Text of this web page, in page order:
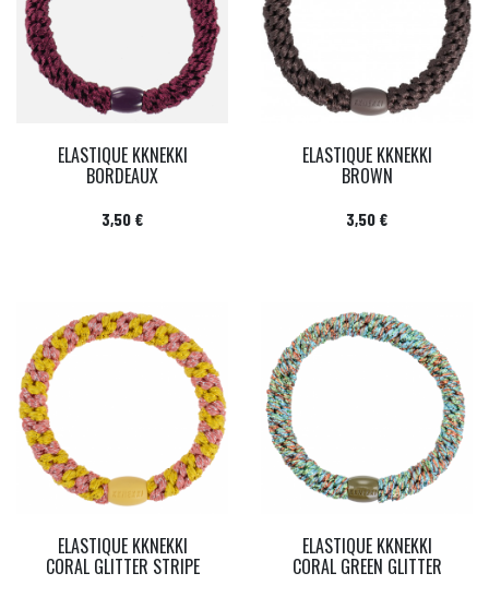
ELASTIQUE KKNEKKI
BORDEAUX
Prix
3,50 €
ELASTIQUE KKNEKKI
BROWN
Prix
3,50 €
ELASTIQUE KKNEKKI
CORAL GLITTER STRIPE
ELASTIQUE KKNEKKI
CORAL GREEN GLITTER